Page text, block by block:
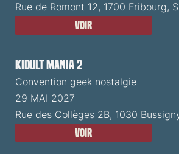
Rue de Romont 12, 1700 Fribourg,
Voir
Kidult Mania 2
Convention geek nostalgie
29 MAI 2027
Rue des Collèges 2B, 1030
Voir